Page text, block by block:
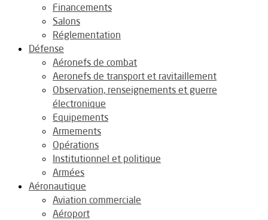
Financements
Salons
Réglementation
Défense
Aéronefs de combat
Aeronefs de transport et ravitaillement
Observation, renseignements et guerre
électronique
Equipements
Armements
Opérations
Institutionnel et politique
Armées
Aéronautique
Aviation commerciale
Aéroport